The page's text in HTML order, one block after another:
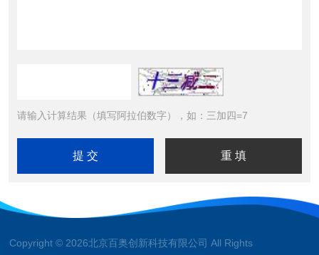
请输入计算结果（填写阿拉伯数字），如：三加四=7
Copyright © 2026北京百奥创新科技有限公司 All Rights